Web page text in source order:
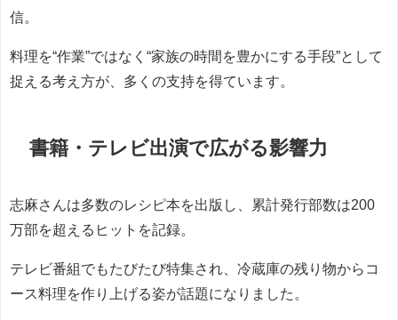
信。
料理を“作業”ではなく“家族の時間を豊かにする手段”として
捉える考え方が、多くの支持を得ています。
書籍・テレビ出演で広がる影響力
志麻さんは多数のレシピ本を出版し、累計発行部数は200
万部を超えるヒットを記録。
テレビ番組でもたびたび特集され、冷蔵庫の残り物からコ
ース料理を作り上げる姿が話題になりました。